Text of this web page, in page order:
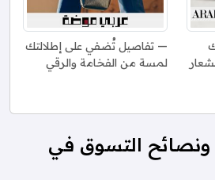
تفاصيل تُضفي على إطلالتك
لمسة من الفخامة والرقي
ونصائح التسوق في